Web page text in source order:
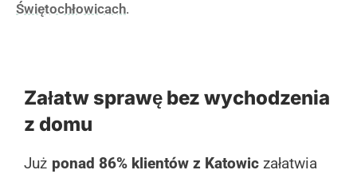
Świętochłowicach.
Załatw sprawę bez wychodzenia
z domu
Już ponad 86% klientów z Katowic załatwia